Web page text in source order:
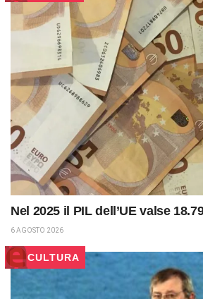
Nel 2025 il PIL dell’UE valse
6 AGOSTO 2026
CULTURA